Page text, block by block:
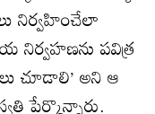
నిర్వహించేలా
నిర్వహణను పవిత్ర
చూడాలి’ అని ఆ
పేర్కొన్నారు.